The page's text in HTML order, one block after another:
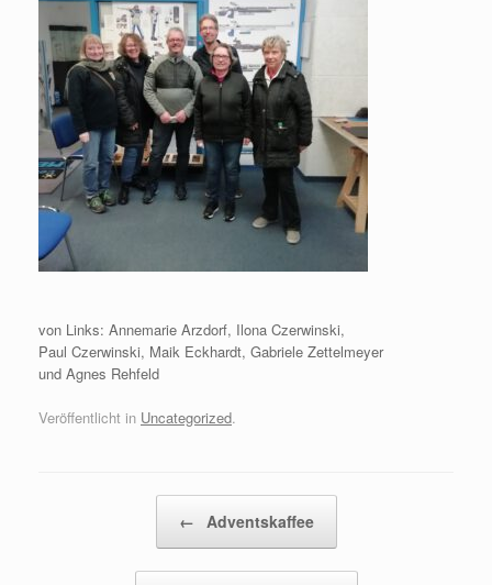
von Links: Annemarie Arzdorf, Ilona Czerwinski,
Paul Czerwinski, Maik Eckhardt, Gabriele Zettelmeyer
und Agnes Rehfeld
Veröffentlicht in Uncategorized.
← Adventskaffee